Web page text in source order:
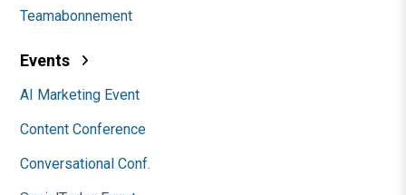
Teamabonnement
Events
AI Marketing Event
Content Conference
Conversational Conf.